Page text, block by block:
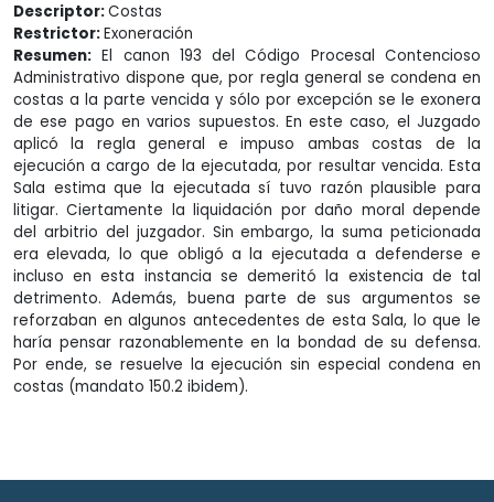
Descriptor:Costas
Restrictor:Exoneración
Resumen: El canon 193 del Código Procesal Contencioso
Administrativo dispone que, por regla general se condena en
costas a la parte vencida y sólo por excepción se le exonera
de ese pago en varios supuestos. En este caso, el Juzgado
aplicó la regla general e impuso ambas costas de la
ejecución a cargo de la ejecutada, por resultar vencida. Esta
Sala estima que la ejecutada sí tuvo razón plausible para
litigar. Ciertamente la liquidación por daño moral depende
del arbitrio del juzgador. Sin embargo, la suma peticionada
era elevada, lo que obligó a la ejecutada a defenderse e
incluso en esta instancia se demeritó la existencia de tal
detrimento. Además, buena parte de sus argumentos se
reforzaban en algunos antecedentes de esta Sala, lo que le
haría pensar razonablemente en la bondad de su defensa.
Por ende, se resuelve la ejecución sin especial condena en
costas (mandato 150.2 ibidem).